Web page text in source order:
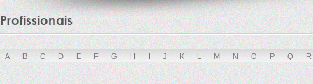
Profissionais
A B C D E F G H I J K L M N O P Q R